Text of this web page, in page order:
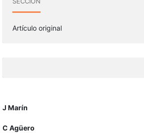
Artículo original
J Marín
C Agüero